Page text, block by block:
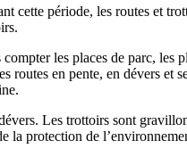
cette période, les routes et
les places de parc, les
routes en pente, en dévers et
Les trottoirs sont
la protection de